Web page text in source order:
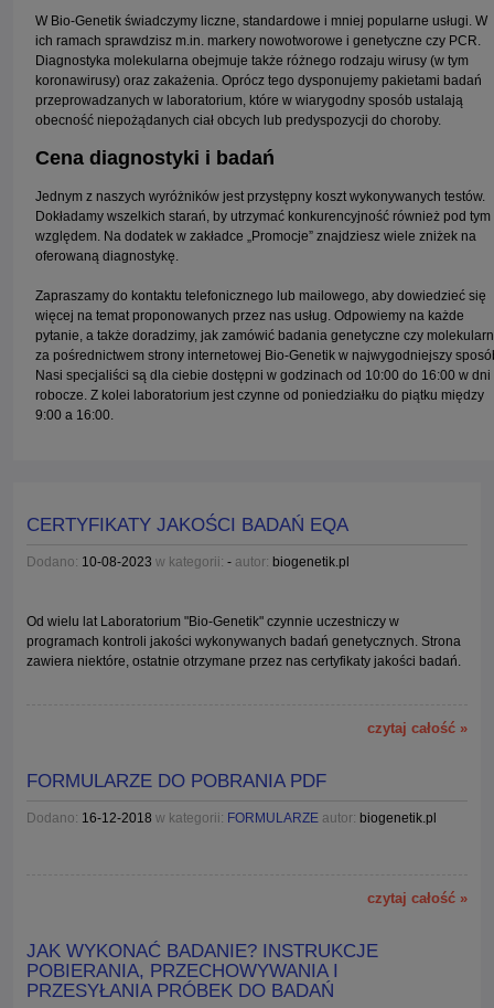
W Bio-Genetik świadczymy liczne, standardowe i mniej popularne usługi. W
ich ramach sprawdzisz m.in. markery nowotworowe i genetyczne czy PCR.
Diagnostyka molekularna obejmuje także różnego rodzaju wirusy (w tym
koronawirusy) oraz zakażenia. Oprócz tego dysponujemy pakietami badań
przeprowadzanych w laboratorium, które w wiarygodny sposób ustalają
obecność niepożądanych ciał obcych lub predyspozycji do choroby.
Cena diagnostyki i badań
Jednym z naszych wyróżników jest przystępny koszt wykonywanych testów.
Dokładamy wszelkich starań, by utrzymać konkurencyjność również pod tym
względem. Na dodatek w zakładce „Promocje” znajdziesz wiele zniżek na
oferowaną diagnostykę.
Zapraszamy do kontaktu telefonicznego lub mailowego, aby dowiedzieć się
więcej na temat proponowanych przez nas usług. Odpowiemy na każde
pytanie, a także doradzimy, jak zamówić badania genetyczne czy
za pośrednictwem strony internetowej Bio-Genetik w najwygodniejszy
Nasi specjaliści są dla ciebie dostępni w godzinach od 10:00 do 16:00 w dni
robocze. Z kolei laboratorium jest czynne od poniedziałku do piątku między
9:00 a 16:00.
CERTYFIKATY JAKOŚCI BADAŃ EQA
Dodano: 10-08-2023 w kategorii: - autor: biogenetik.pl
Od wielu lat Laboratorium "Bio-Genetik" czynnie uczestniczy w
programach kontroli jakości wykonywanych badań genetycznych. Strona
zawiera niektóre, ostatnie otrzymane przez nas certyfikaty jakości badań.
czytaj całość »
FORMULARZE DO POBRANIA PDF
Dodano: 16-12-2018 w kategorii: FORMULARZE autor: biogenetik.pl
czytaj całość »
JAK WYKONAĆ BADANIE? INSTRUKCJE
POBIERANIA, PRZECHOWYWANIA I
PRZESYŁANIA PRÓBEK DO BADAŃ